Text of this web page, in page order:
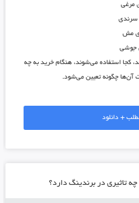
مرغی
سرندی
مش
جوشی
کجا استفاده می‌شوند، هنگام خرید به چه
آن‌ها چگونه تعیین می‌شود.
+ دانلود
تاثیری در برندینگ دارد؟